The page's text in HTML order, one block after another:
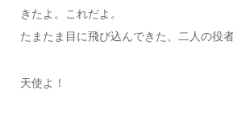
きたよ。これだよ。
たまたま目に飛び込んできた、二人の役者
天使よ！